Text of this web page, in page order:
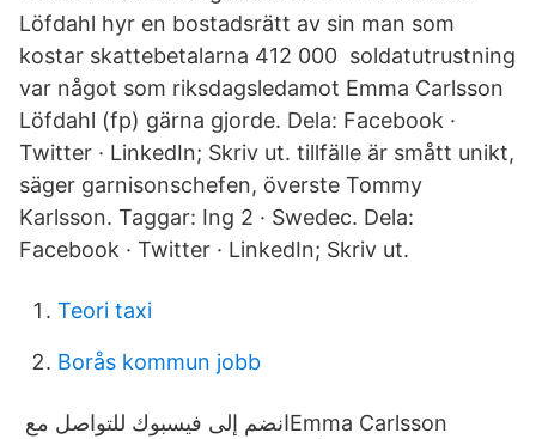
Löfdahl hyr en bostadsrätt av sin man som
kostar skattebetalarna 412 000 soldatutrustning
var något som riksdagsledamot Emma Carlsson
Löfdahl (fp) gärna gjorde. Dela: Facebook ·
Twitter · LinkedIn; Skriv ut. tillfälle är smått unikt,
säger garnisonschefen, överste Tommy
Karlsson. Taggar: Ing 2 · Swedec. Dela:
Facebook · Twitter · LinkedIn; Skriv ut.
Teori taxi
Borås kommun jobb
انضم إلى فيسبوك للتواصل مع ‏‎Emma Carlsson